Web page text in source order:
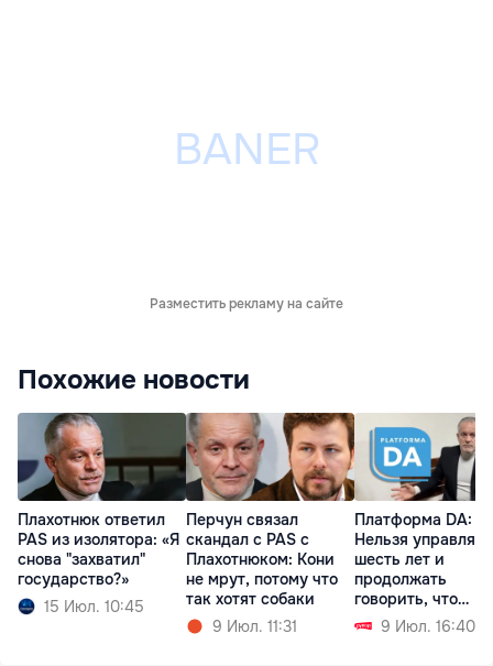
Разместить рекламу на сайте
Похожие новости
Плахотнюк ответил
PAS из изолятора: «Я
снова "захватил"
государство?»
15 Июл. 10:45
Перчун связал
скандал с PAS с
Плахотнюком: Кони
не мрут, потому что
так хотят собаки
9 Июл. 11:31
Платформа DA:
Нельзя управлять
шесть лет и
продолжать
говорить, что
виноват
9 Июл. 16:40